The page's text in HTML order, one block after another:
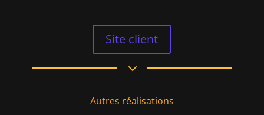
Site client
3
Autres réalisations